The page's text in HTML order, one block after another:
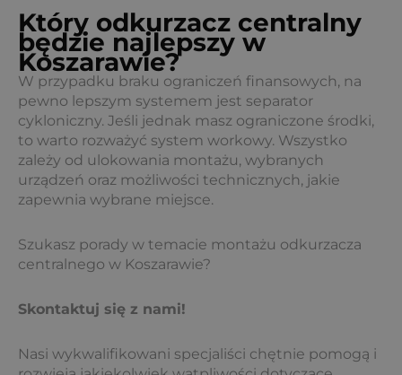
Który odkurzacz centralny
będzie najlepszy w
Koszarawie?
W przypadku braku ograniczeń finansowych, na
pewno lepszym systemem jest separator
cykloniczny. Jeśli jednak masz ograniczone środki,
to warto rozważyć system workowy. Wszystko
zależy od ulokowania montażu, wybranych
urządzeń oraz możliwości technicznych, jakie
zapewnia wybrane miejsce.
Szukasz porady w temacie montażu odkurzacza
centralnego w Koszarawie?
Skontaktuj się z nami!
Nasi wykwalifikowani specjaliści chętnie pomogą i